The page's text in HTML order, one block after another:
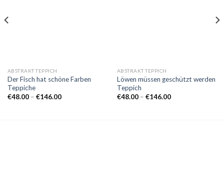
ABSTRAKT TEPPICH
Der Fisch hat schöne Farben
Teppiche
€48.00 – €146.00Preisspanne:
ABSTRAKT TEPPICH
Löwen müssen geschützt werden
Teppich
€48.00 – €146.00Preisspanne: